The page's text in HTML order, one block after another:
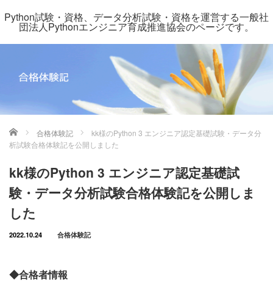
Python試験・資格、データ分析試験・資格を運営する一般社
団法人Pythonエンジニア育成推進協会のページです。
ホーム 合格体験記
kk様のPython 3 エンジニア認定基礎試験・データ分
析試験合格体験記を公開しました
kk様のPython 3 エンジニア認定基礎試
験・データ分析試験合格体験記を公開しま
した
2022.10.24 合格体験記
◆合格者情報